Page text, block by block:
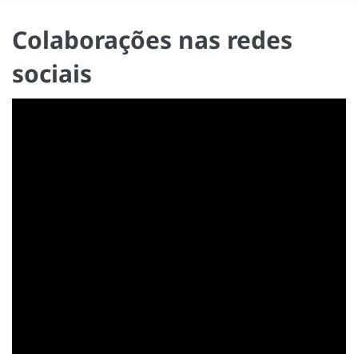
Colaborações nas redes
sociais